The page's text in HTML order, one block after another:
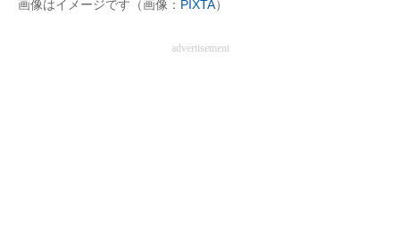
画像はイメージです（画像： PIXTA）
advertisement